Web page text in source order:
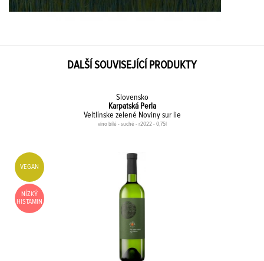
DALŠÍ SOUVISEJÍCÍ PRODUKTY
Slovensko
Karpatská Perla
Veltlínske zelené Noviny sur lie
víno bílé - suché - r2022 - 0,75l
VEGAN
NÍZKÝ
HISTAMIN